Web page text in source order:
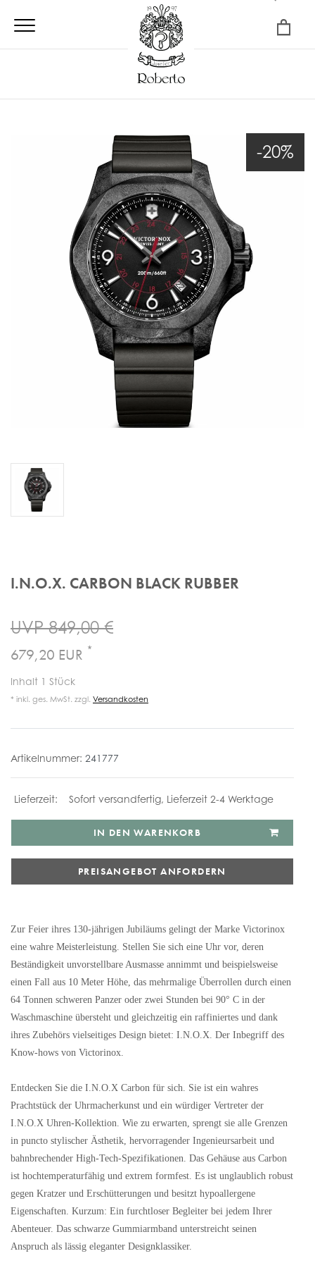
×
-20%
I.N.O.X. CARBON BLACK RUBBER
UVP 849,00 €
679,20 EUR *
Inhalt 1 Stück
* inkl. ges. MwSt. zzgl. Versandkosten
Artikelnummer: 241777
Sofort versandfertig, Lieferzeit 2-4 Werktage
IN DEN WARENKORB
PREISANGEBOT ANFORDERN
Zur Feier ihres 130-jährigen Jubiläums gelingt der Marke Victorinox
eine wahre Meisterleistung. Stellen Sie sich eine Uhr vor, deren
Beständigkeit unvorstellbare Ausmasse annimmt und beispielsweise
einen Fall aus 10 Meter Höhe, das mehrmalige Überrollen durch einen
64 Tonnen schweren Panzer oder zwei Stunden bei 90° C in der
Waschmaschine übersteht und gleichzeitig ein raffiniertes und dank
ihres Zubehörs vielseitiges Design bietet: I.N.O.X. Der Inbegriff des
Know-hows von Victorinox.
Entdecken Sie die I.N.O.X Carbon für sich. Sie ist ein wahres
Prachtstück der Uhrmacherkunst und ein würdiger Vertreter der
I.N.O.X Uhren-Kollektion. Wie zu erwarten, sprengt sie alle Grenzen
in puncto stylischer Ästhetik, hervorragender Ingenieursarbeit und
bahnbrechender High-Tech-Spezifikationen. Das Gehäuse aus Carbon
ist hochtemperaturfähig und extrem formfest. Es ist unglaublich robust
gegen Kratzer und Erschütterungen und besitzt hypoallergene
Eigenschaften. Kurzum: Ein furchtloser Begleiter bei jedem Ihrer
Abenteuer. Das schwarze Gummiarmband unterstreicht seinen
Anspruch als lässig eleganter Designklassiker.